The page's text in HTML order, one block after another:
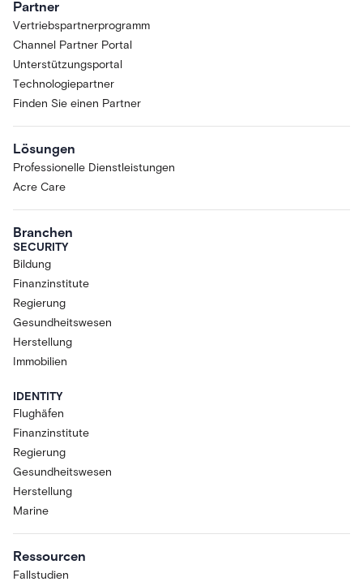
Partner
Vertriebspartnerprogramm
Channel Partner Portal
Unterstützungsportal
Technologiepartner
Finden Sie einen Partner
Lösungen
Professionelle Dienstleistungen
Acre Care
Branchen
SECURITY
Bildung
Finanzinstitute
Regierung
Gesundheitswesen
Herstellung
Immobilien
IDENTITY
Flughäfen
Finanzinstitute
Regierung
Gesundheitswesen
Herstellung
Marine
Ressourcen
Fallstudien